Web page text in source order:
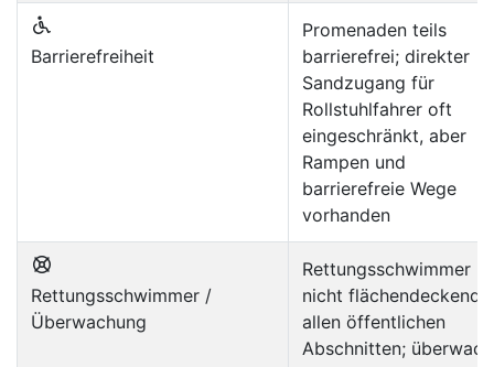
Barrierefreiheit
Promenaden teils
barrierefrei; direkter
Sandzugang für
Rollstuhlfahrer oft
eingeschränkt, aber
Rampen und
barrierefreie Wege
vorhanden
Rettungsschwimmer /
Überwachung
Rettungsschwimmer
nicht flächendeckend
allen öffentlichen
Abschnitten;